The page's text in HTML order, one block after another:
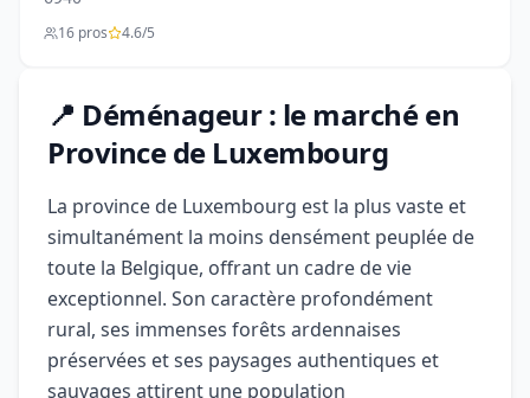
16 pros 4.6/5
📍 Déménageur : le marché en
Province de Luxembourg
La province de Luxembourg est la plus vaste et
simultanément la moins densément peuplée de
toute la Belgique, offrant un cadre de vie
exceptionnel. Son caractère profondément
rural, ses immenses forêts ardennaises
préservées et ses paysages authentiques et
sauvages attirent une population